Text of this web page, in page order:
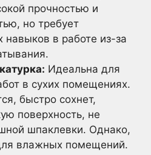
прочностью и
но требует
навыков в работе из-за
Идеальна для
в сухих помещениях.
быстро сохнет,
поверхность, не
шпаклевки. Однако,
влажных помещений.